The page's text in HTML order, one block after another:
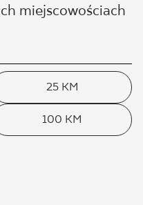
miejscowościach
25 KM
100 KM